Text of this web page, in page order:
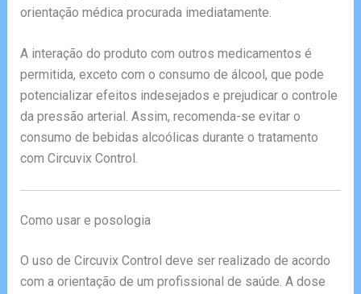
orientação médica procurada imediatamente.
A interação do produto com outros medicamentos é
permitida, exceto com o consumo de álcool, que pode
potencializar efeitos indesejados e prejudicar o controle
da pressão arterial. Assim, recomenda-se evitar o
consumo de bebidas alcoólicas durante o tratamento
com Circuvix Control.
Como usar e posologia
O uso de Circuvix Control deve ser realizado de acordo
com a orientação de um profissional de saúde. A dose